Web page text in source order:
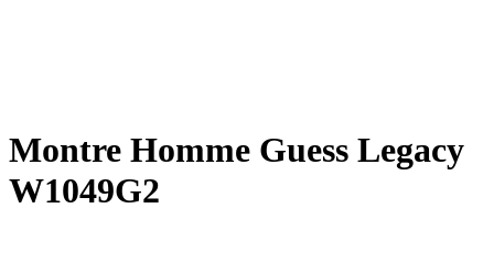
Montre Homme Guess Legacy
W1049G2